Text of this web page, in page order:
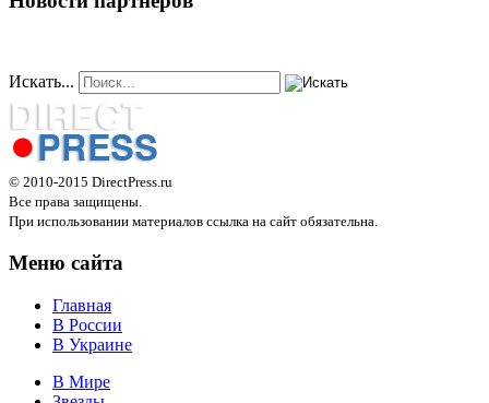
Искать...
© 2010-2015 DirectPress.ru
Все права защищены.
При использовании материалов ссылка на сайт обязательна.
Меню сайта
Главная
В России
В Украине
В Мире